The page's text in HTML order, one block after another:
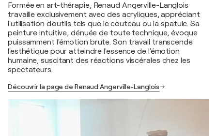
Formée en art-thérapie, Renaud Angerville-Langlois
travaille exclusivement avec des acryliques, appréciant
l'utilisation d'outils tels que le couteau ou la spatule. Sa
peinture intuitive, dénuée de toute technique, évoque
puissamment l'émotion brute. Son travail transcende
l'esthétique pour atteindre l'essence de l'émotion
humaine, suscitant des réactions viscérales chez les
spectateurs.
Découvrir la page de Renaud Angerville-Langlois